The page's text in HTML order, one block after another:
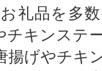
礼品を多
チキンステ
揚げやチキ